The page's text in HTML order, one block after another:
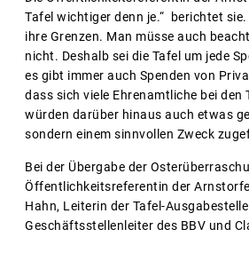
Tafel wichtiger denn je.“ berichtet
ihre Grenzen. Man müsse auch
nicht. Deshalb sei die Tafel um jede
es gibt immer auch Spenden von
dass sich viele Ehrenamtliche bei
würden darüber hinaus auch etwas
sondern einem sinnvollen Zweck
Bei der Übergabe der
Öffentlichkeitsreferentin der
Hahn, Leiterin der Tafel-
Geschäftsstellenleiter des BBV und